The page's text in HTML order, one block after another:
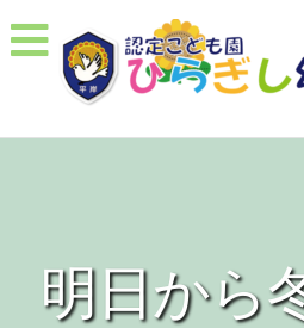
明日から